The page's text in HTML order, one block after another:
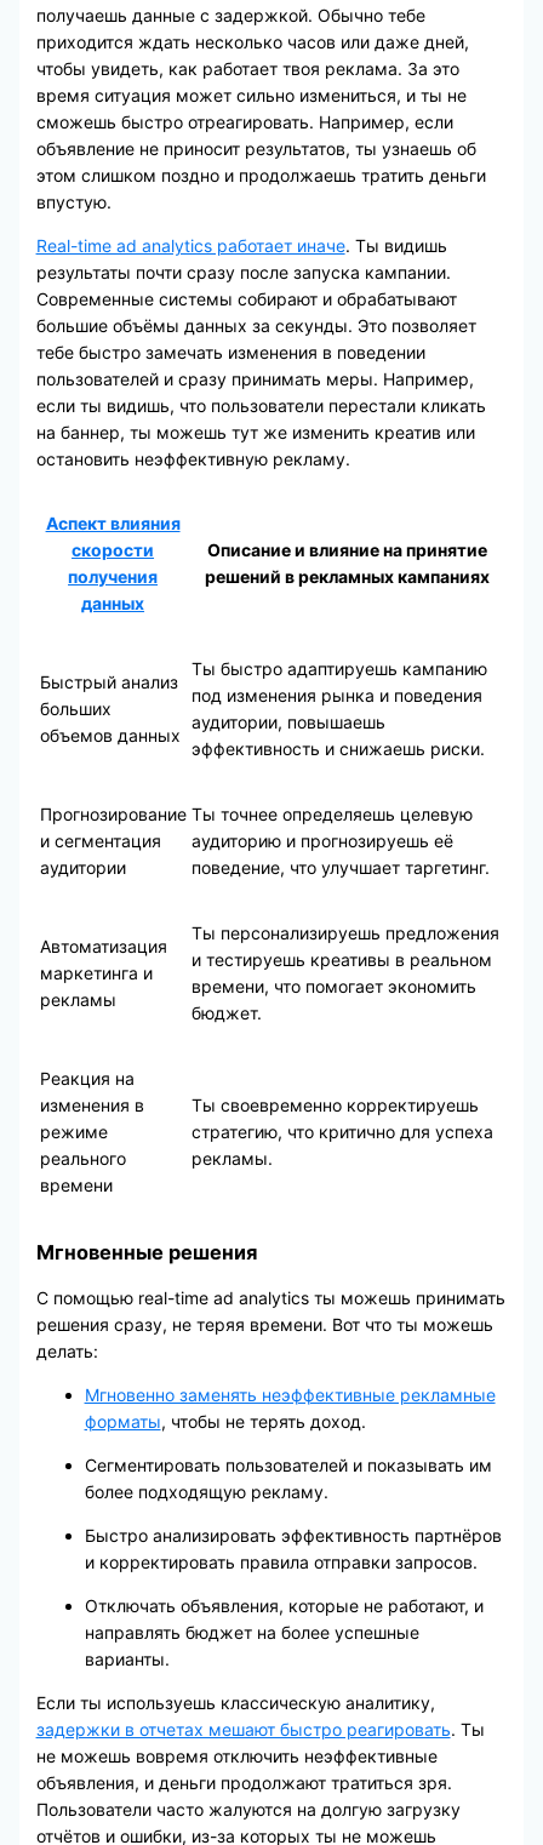
получаешь данные с задержкой. Обычно тебе
приходится ждать несколько часов или даже дней,
чтобы увидеть, как работает твоя реклама. За это
время ситуация может сильно измениться, и ты не
сможешь быстро отреагировать. Например, если
объявление не приносит результатов, ты узнаешь об
этом слишком поздно и продолжаешь тратить деньги
впустую.
Real-time ad analytics работает иначе. Ты видишь
результаты почти сразу после запуска кампании.
Современные системы собирают и обрабатывают
большие объёмы данных за секунды. Это позволяет
тебе быстро замечать изменения в поведении
пользователей и сразу принимать меры. Например,
если ты видишь, что пользователи перестали кликать
на баннер, ты можешь тут же изменить креатив или
остановить неэффективную рекламу.
Аспект влияния
скорости
получения
данных
Описание и влияние на принятие
решений в рекламных кампаниях
Быстрый анализ
больших
объемов данных
Ты быстро адаптируешь кампанию
под изменения рынка и поведения
аудитории, повышаешь
эффективность и снижаешь риски.
Прогнозирование
и сегментация
аудитории
Ты точнее определяешь целевую
аудиторию и прогнозируешь её
поведение, что улучшает таргетинг.
Автоматизация
маркетинга и
рекламы
Ты персонализируешь предложения
и тестируешь креативы в реальном
времени, что помогает экономить
бюджет.
Реакция на
изменения в
режиме
реального
времени
Ты своевременно корректируешь
стратегию, что критично для успеха
рекламы.
Мгновенные решения
С помощью real-time ad analytics ты можешь принимать
решения сразу, не теряя времени. Вот что ты можешь
делать:
Мгновенно заменять неэффективные рекламные
форматы, чтобы не терять доход.
Сегментировать пользователей и показывать им
более подходящую рекламу.
Быстро анализировать эффективность партнёров
и корректировать правила отправки запросов.
Отключать объявления, которые не работают, и
направлять бюджет на более успешные
варианты.
Если ты используешь классическую аналитику,
задержки в отчетах мешают быстро реагировать. Ты
не можешь вовремя отключить неэффективные
объявления, и деньги продолжают тратиться зря.
Пользователи часто жалуются на долгую загрузку
отчётов и ошибки, из-за которых ты не можешь